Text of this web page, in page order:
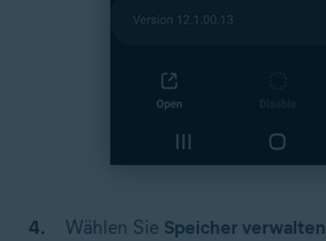
Wählen Sie Speicher verwalten